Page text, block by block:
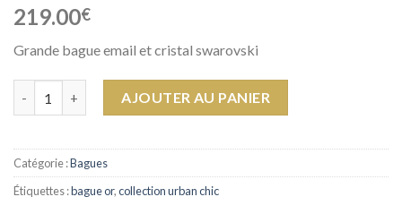
219.00€
Grande bague email et cristal swarovski
AJOUTER AU PANIER
Catégorie :Bagues
Étiquettes :bague or,collection urban chic